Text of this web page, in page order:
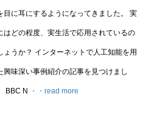
目に耳にするようになってきました。 実
はどの程度、実生活で応用されているの
ょうか？ インターネットで人工知能を用
興味深い事例紹介の記事を見つけまし
BBC N ・・read more